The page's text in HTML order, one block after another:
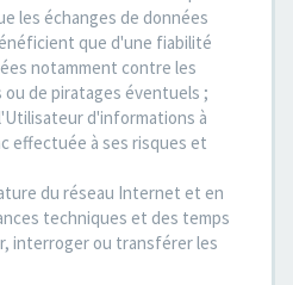
les échanges de données
que d'une fiabilité
notamment contre les
de piratages éventuels ;
d'informations à
effectuée à ses risques et
du réseau Internet et en
techniques et des temps
interroger ou transférer les